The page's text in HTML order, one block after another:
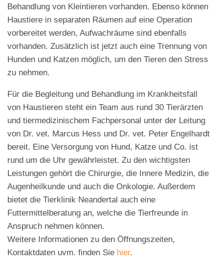
Behandlung von Kleintieren vorhanden. Ebenso können
Haustiere in separaten Räumen auf eine Operation
vorbereitet werden, Aufwachräume sind ebenfalls
vorhanden. Zusätzlich ist jetzt auch eine Trennung von
Hunden und Katzen möglich, um den Tieren den Stress
zu nehmen.
Für die Begleitung und Behandlung im Krankheitsfall
von Haustieren steht ein Team aus rund 30 Tierärzten
und tiermedizinischem Fachpersonal unter der Leitung
von Dr. vet. Marcus Hess und Dr. vet. Peter Engelhardt
bereit. Eine Versorgung von Hund, Katze und Co. ist
rund um die Uhr gewährleistet. Zu den wichtigsten
Leistungen gehört die Chirurgie, die Innere Medizin, die
Augenheilkunde und auch die Onkologie. Außerdem
bietet die Tierklinik Neandertal auch eine
Futtermittelberatung an, welche die Tierfreunde in
Anspruch nehmen können.
Weitere Informationen zu den Öffnungszeiten,
Kontaktdaten uvm. finden Sie hier.